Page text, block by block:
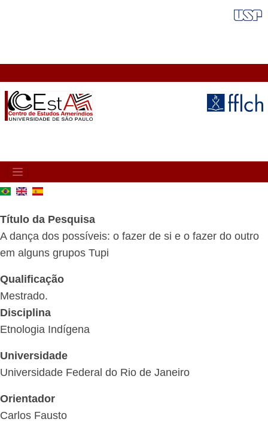
MAIN
NAVIGATION
Título da Pesquisa
A dança dos possíveis: o fazer de si e o fazer do outro
em alguns grupos Tupi
Qualificação
Mestrado.
Disciplina
Etnologia Indígena
Universidade
Universidade Federal do Rio de Janeiro
Orientador
Carlos Fausto